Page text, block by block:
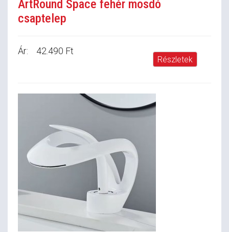
ArtRound Space fehér mosdó
csaptelep
Ár: 42.490 Ft
Részletek